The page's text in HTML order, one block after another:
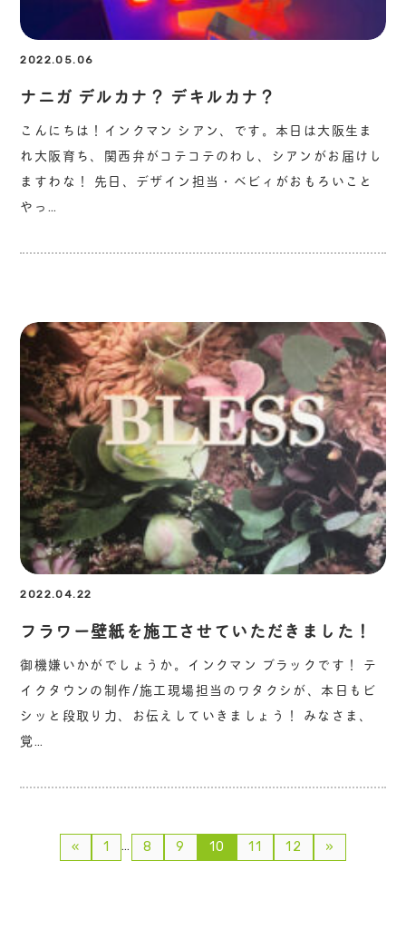
2022.05.06
ナニガ デルカナ？ デキルカナ？
こんにちは！インクマン シアン、です。本日は大阪生ま
れ大阪育ち、関西弁がコテコテのわし、シアンがお届けし
ますわな！ 先日、デザイン担当・ベビィがおもろいこと
やっ…
2022.04.22
フラワー壁紙を施工させていただきました！
御機嫌いかがでしょうか。インクマン ブラックです！ テ
イクタウンの制作/施工現場担当のワタクシが、本日もビ
シッと段取り力、お伝えしていきましょう！ みなさま、
覚…
« 1 … 8 9 10 11 12 »